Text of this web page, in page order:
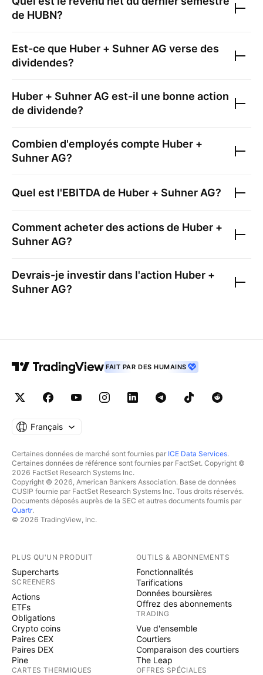
de HUBN?
Est-ce que Huber + Suhner AG verse des
dividendes?
Huber + Suhner AG est-il une bonne action
de dividende?
Combien d'employés compte Huber +
Suhner AG?
Quel est l'EBITDA de Huber + Suhner AG?
Comment acheter des actions de Huber +
Suhner AG?
Devrais-je investir dans l'action Huber +
Suhner AG?
FAIT PAR DES HUMAINS
Français
Certaines données de marché sont fournies par ICE Data Services.
Certaines données de référence sont fournies par FactSet. Copyright ©
2026 FactSet Research Systems Inc.
Copyright © 2026, American Bankers Association. Base de données
CUSIP fournie par FactSet Research Systems Inc. Tous droits réservés.
Documents déposés auprès de la SEC et autres documents fournis par
Quartr.
© 2026 TradingView, Inc.
PLUS QU'UN PRODUIT
Supercharts
SCREENERS
Actions
ETFs
Obligations
Crypto coins
Paires CEX
Paires DEX
Pine
CARTES THERMIQUES
OUTILS & ABONNEMENTS
Fonctionnalités
Tarifications
Données boursières
Offrez des abonnements
TRADING
Vue d'ensemble
Courtiers
Comparaison des courtiers
The Leap
OFFRES SPÉCIALES